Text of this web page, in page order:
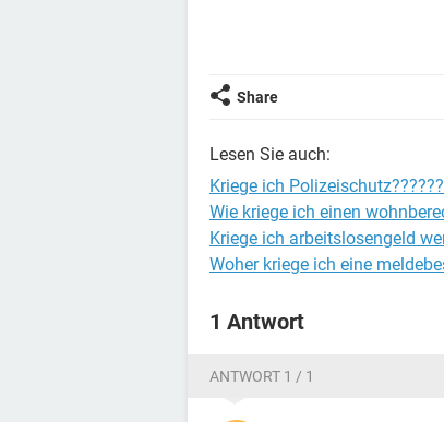
Share
Lesen Sie auch:
Kriege ich
Wie kriege ich einen
Kriege ich arbeitslosengeld
Woher kriege ich eine
1 Antwort
ANTWORT 1 / 1